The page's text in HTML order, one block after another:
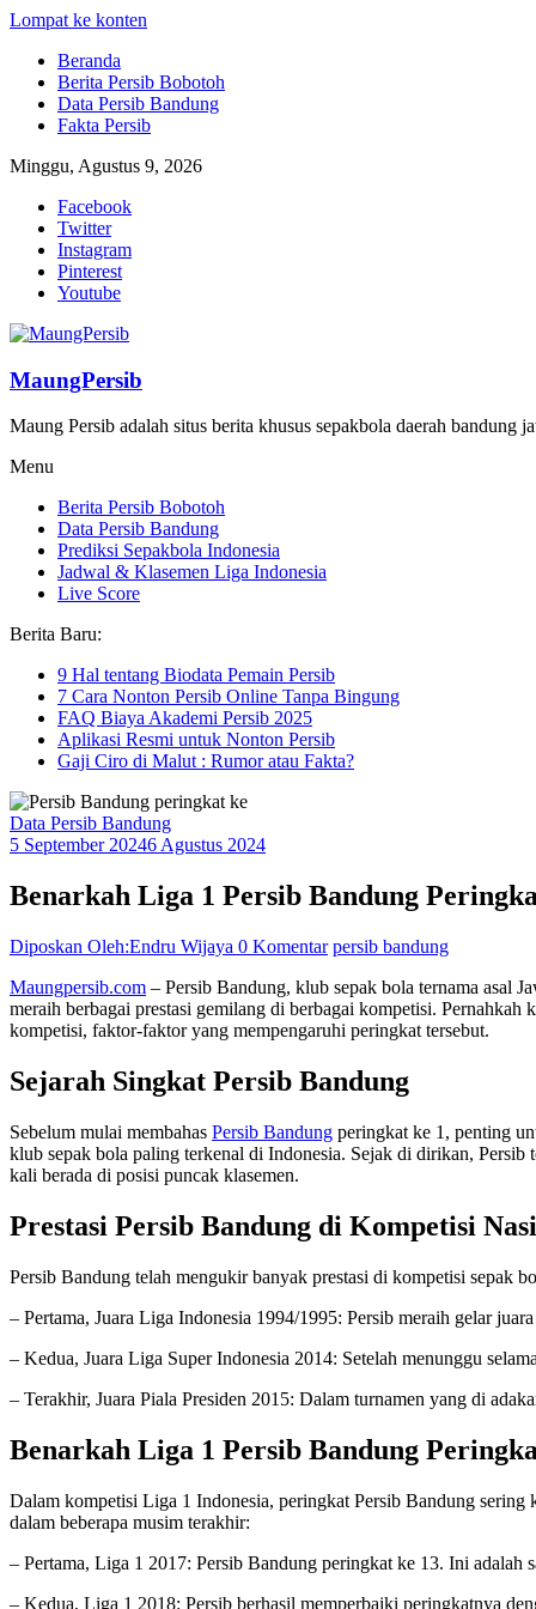
Lompat ke konten
Beranda
Berita Persib Bobotoh
Data Persib Bandung
Fakta Persib
Minggu, Agustus 9, 2026
Facebook
Twitter
Instagram
Pinterest
Youtube
MaungPersib
Maung Persib adalah situs berita khusus sepakbola daerah bandung
Menu
Berita Persib Bobotoh
Data Persib Bandung
Prediksi Sepakbola Indonesia
Jadwal & Klasemen Liga Indonesia
Live Score
Berita Baru:
9 Hal tentang Biodata Pemain Persib
7 Cara Nonton Persib Online Tanpa Bingung
FAQ Biaya Akademi Persib 2025
Aplikasi Resmi untuk Nonton Persib
Gaji Ciro di Malut : Rumor atau Fakta?
Data Persib Bandung
5 September 20246 Agustus 2024
Benarkah Liga 1 Persib Bandung
Diposkan Oleh:Endru Wijaya 0 Komentar persib bandung
Maungpersib.com – Persib Bandung, klub sepak bola ternama asal
meraih berbagai prestasi gemilang di berbagai kompetisi. Pernahkah
kompetisi, faktor-faktor yang mempengaruhi peringkat tersebut.
Sejarah Singkat Persib Bandung
Sebelum mulai membahas Persib Bandung peringkat ke 1, penting
klub sepak bola paling terkenal di Indonesia. Sejak di dirikan,
kali berada di posisi puncak klasemen.
Prestasi Persib Bandung di Kompetisi
Persib Bandung telah mengukir banyak prestasi di kompetisi sepak
– Pertama, Juara Liga Indonesia 1994/1995: Persib meraih gelar
– Kedua, Juara Liga Super Indonesia 2014: Setelah menunggu
– Terakhir, Juara Piala Presiden 2015: Dalam turnamen yang di
Benarkah Liga 1 Persib Bandung
Dalam kompetisi Liga 1 Indonesia, peringkat Persib Bandung
dalam beberapa musim terakhir:
– Pertama, Liga 1 2017: Persib Bandung peringkat ke 13. Ini
– Kedua, Liga 1 2018: Persib berhasil memperbaiki peringkatnya